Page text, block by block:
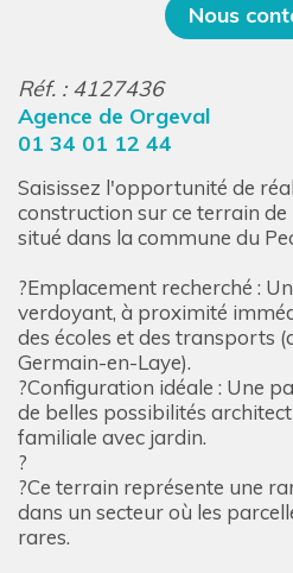
Nous
Réf. : 4127436
Agence de Orgeval
01 34 01 12 44
Saisissez l'opportunité de
construction sur ce terrain de
situé dans la commune du
?Emplacement recherché :
verdoyant, à proximité
des écoles et des transports
Germain-en-Laye).
?Configuration idéale : Une
de belles possibilités
familiale avec jardin.
?
?Ce terrain représente une
dans un secteur où les
rares.